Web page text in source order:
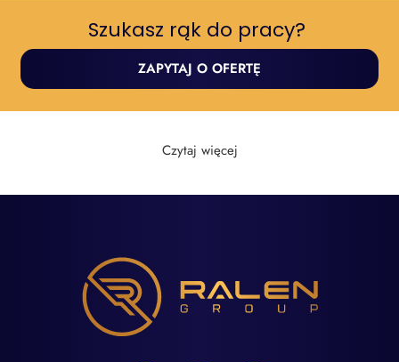
Szukasz rąk do pracy? ​
ZAPYTAJ O OFERTĘ
Czytaj więcej